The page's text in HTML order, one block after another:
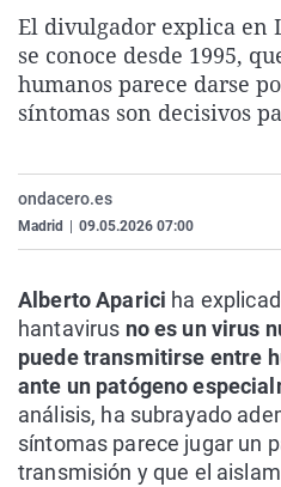
El divulgador explica en
se conoce desde 1995,
humanos parece darse
síntomas son decisivos
ondacero.es
Madrid 09.05.2026 07:00
Alberto Aparici ha
hantavirus no es un virus
puede transmitirse entre
ante un patógeno
análisis, ha subrayado
síntomas parece jugar un
transmisión y que el